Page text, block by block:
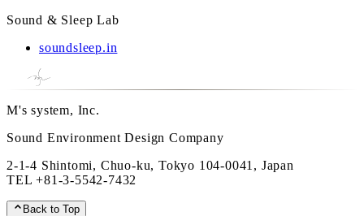
Sound & Sleep Lab
soundsleep.in
M's system, Inc.
Sound Environment Design Company
2-1-4 Shintomi, Chuo-ku, Tokyo 104-0041, Japan
TEL+81-3-5542-7432
Back to Top